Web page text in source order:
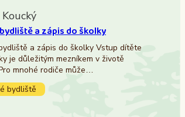
a zápis do školky
a zápis do školky Vstup dítěte
je důležitým mezníkem v životě
mnohé rodiče může…
bydliště